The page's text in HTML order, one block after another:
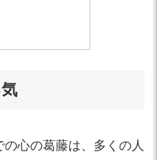
心の葛藤は、多くの人